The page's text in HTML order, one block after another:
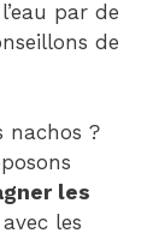
par de
de
nachos ?
les
les